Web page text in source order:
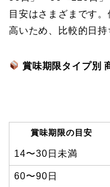
目安はさまざまです
高いため、比較的日持
賞味期限タイプ別
賞味期限の目安
14〜30日未満
60〜90日